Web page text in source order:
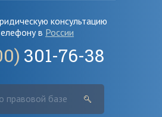
консультацию
в России
301-76-38